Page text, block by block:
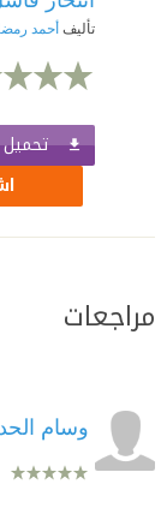
تأليفأحمد
تحميل
مراجعات
وسام